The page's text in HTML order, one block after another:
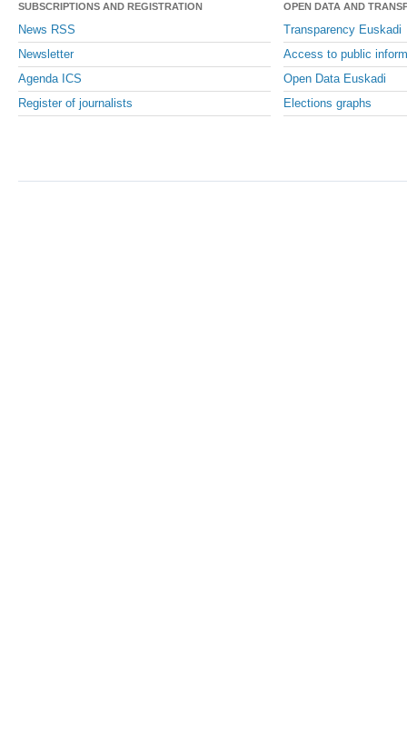
SUBSCRIPTIONS AND REGISTRATION
News RSS
Newsletter
Agenda ICS
Register of journalists
OPEN DATA AND
Transparency Euskadi
Access to public
Open Data Euskadi
Elections graphs